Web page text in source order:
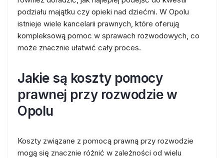
podziału majątku czy opieki nad dziećmi. W Opolu
istnieje wiele kancelarii prawnych, które oferują
kompleksową pomoc w sprawach rozwodowych, co
może znacznie ułatwić cały proces.
Jakie są koszty pomocy
prawnej przy rozwodzie w
Opolu
Koszty związane z pomocą prawną przy rozwodzie
mogą się znacznie różnić w zależności od wielu